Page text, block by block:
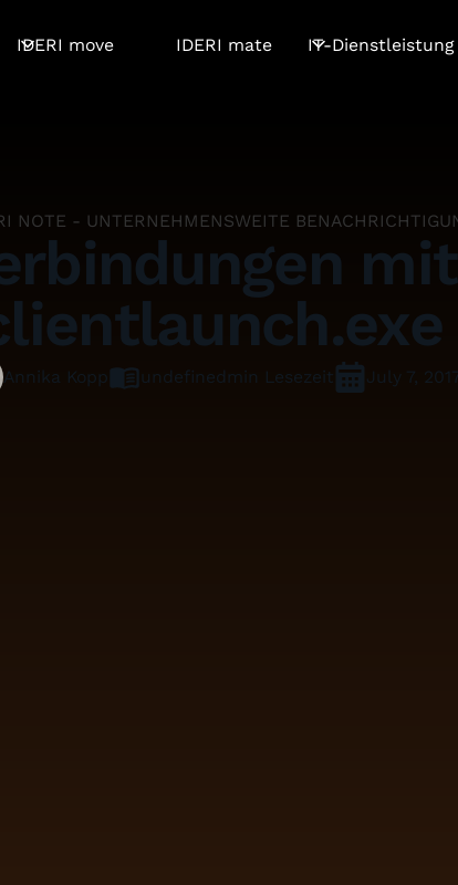
IDERI move IDERI mate IT-Dienstleistung
NOTE - UNTERNEHMENSWEITE
Annika Kopp undefined min Lesezeit July 7,